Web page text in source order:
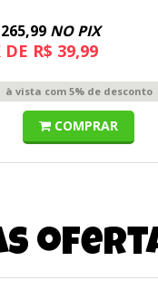
NO PIX
DE R$ 39,99
à vista com 5% de desconto
COMPRAR